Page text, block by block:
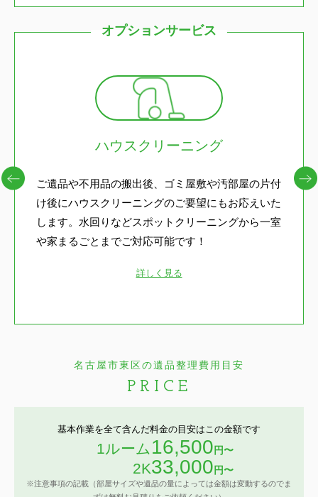
オプションサービス
ハウスクリーニング
ご遺品や不用品の搬出後、ゴミ屋敷や汚部屋の片付
け後にハウスクリーニングのご要望にもお応えいた
します。水回りなどスポットクリーニングから一室
や家まるごとまでご対応可能です！
詳しく見る
名古屋市東区の遺品整理費用目安
PRICE
基本作業を全て含んだ料金の目安はこの金額です
1ルーム 16,500 円〜
2K33,000 円〜
※注意事項の記載（部屋サイズや遺品の量によっては金額は変動するのでま